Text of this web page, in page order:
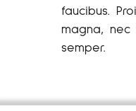
faucibus.
magna, nec
semper.